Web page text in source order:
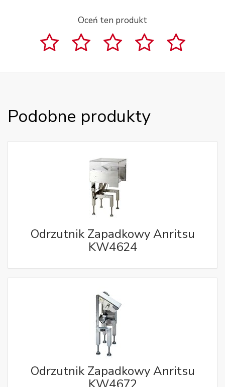
Oceń ten produkt
Podobne produkty
Odrzutnik Zapadkowy Anritsu
KW4624
Odrzutnik Zapadkowy Anritsu
KW4672